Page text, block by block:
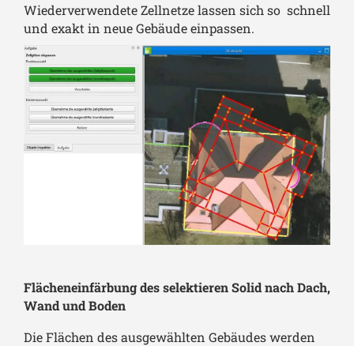
Wiederverwendete Zellnetze lassen sich so schnell
und exakt in neue Gebäude einpassen.
Flächeneinfärbung des selektieren Solid nach Dach,
Wand und Boden
Die Flächen des ausgewählten Gebäudes werden